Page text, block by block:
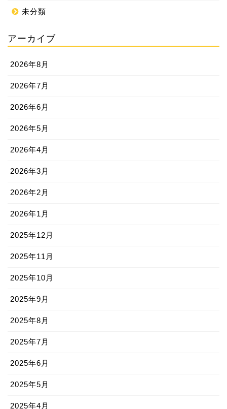
未分類
アーカイブ
2026年8月
2026年7月
2026年6月
2026年5月
2026年4月
2026年3月
2026年2月
2026年1月
2025年12月
2025年11月
2025年10月
2025年9月
2025年8月
2025年7月
2025年6月
2025年5月
2025年4月